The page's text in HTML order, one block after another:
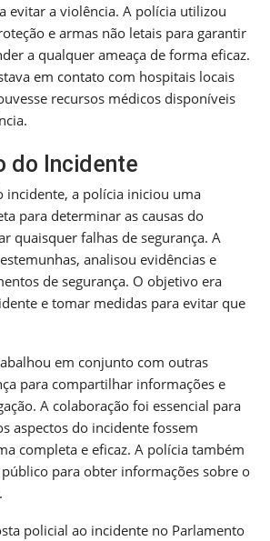
evitar a violência. A polícia utilizou
e armas não letais para garantir
a qualquer ameaça de forma eficaz.
em contato com hospitais locais
recursos médicos disponíveis
do Incidente
incidente, a polícia iniciou uma
para determinar as causas do
quaisquer falhas de segurança. A
analisou evidências e
de segurança. O objetivo era
e tomar medidas para evitar que
em conjunto com outras
para compartilhar informações e
A colaboração foi essencial para
aspectos do incidente fossem
completa e eficaz. A polícia também
para obter informações sobre o
policial ao incidente no Parlamento